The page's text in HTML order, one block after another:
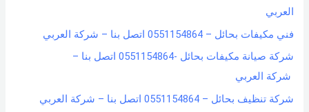
o
r
:
العربي
فني مكيفات بحائل – 0551154864 اتصل بنا – شركة العربي
شركة صيانة مكيفات بحائل -0551154864 اتصل بنا –
شركة العربي
شركة تنظيف بحائل – 0551154864 اتصل بنا – شركة العربي